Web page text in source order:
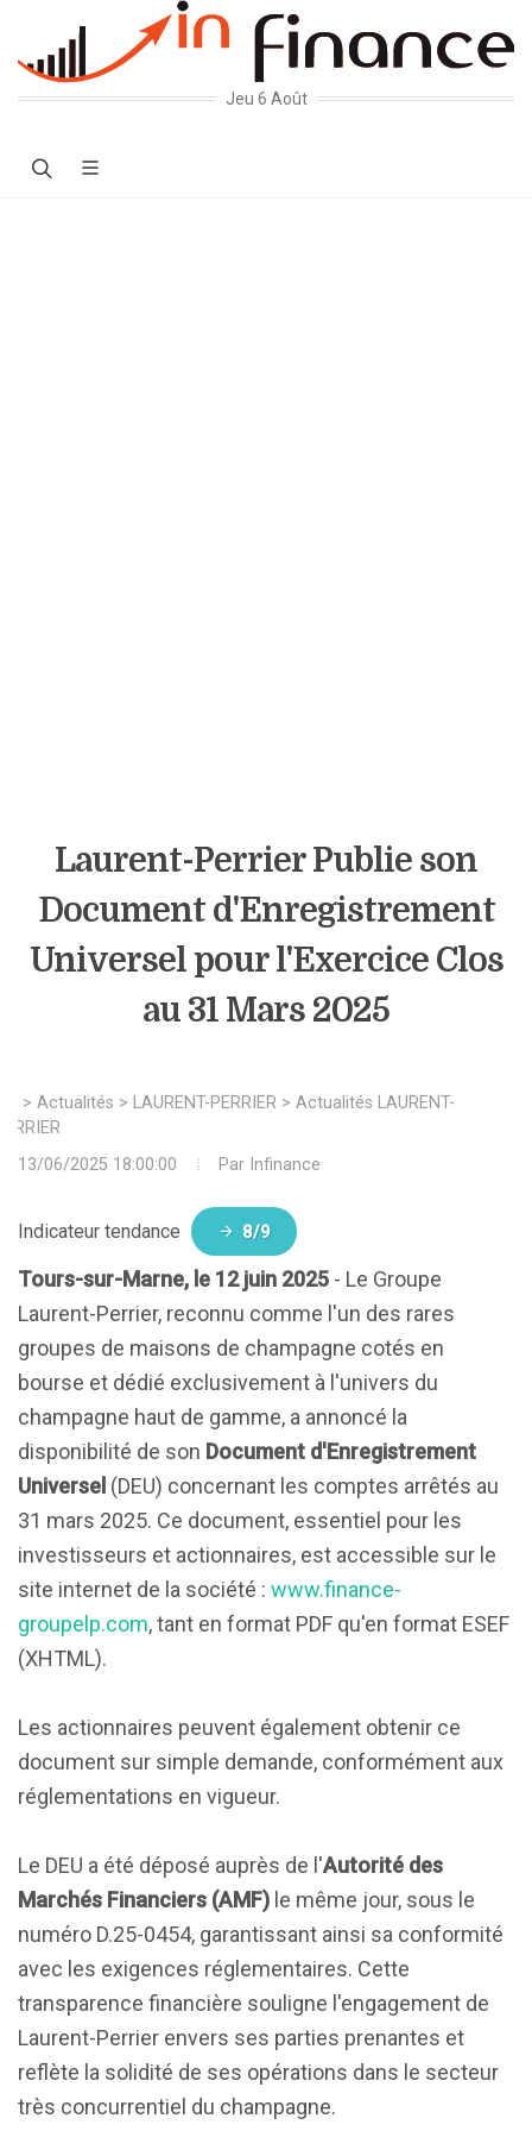
Jeu 6 Août
Laurent-Perrier Publie son
Document d'Enregistrement
Universel pour l'Exercice Clos
au 31 Mars 2025
> Actualités > LAURENT-PERRIER > Actualités LAURENT-
13/06/2025 18:00:00
Par Infinance
Indicateur tendance 8/9
Tours-sur-Marne, le 12 juin 2025 - Le Groupe
Laurent-Perrier, reconnu comme l'un des rares
groupes de maisons de champagne cotés en
bourse et dédié exclusivement à l'univers du
champagne haut de gamme, a annoncé la
disponibilité de son Document d'Enregistrement
Universel (DEU) concernant les comptes arrêtés au
31 mars 2025. Ce document, essentiel pour les
investisseurs et actionnaires, est accessible sur le
site internet de la société : www.finance-
groupelp.com, tant en format PDF qu'en format ESEF
(XHTML).
Les actionnaires peuvent également obtenir ce
document sur simple demande, conformément aux
réglementations en vigueur.
Le DEU a été déposé auprès de l'Autorité des
Marchés Financiers (AMF) le même jour, sous le
numéro D.25-0454, garantissant ainsi sa conformité
avec les exigences réglementaires. Cette
transparence financière souligne l'engagement de
Laurent-Perrier envers ses parties prenantes et
reflète la solidité de ses opérations dans le secteur
très concurrentiel du champagne.